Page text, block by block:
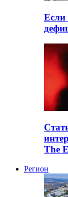
Если
The
Регион